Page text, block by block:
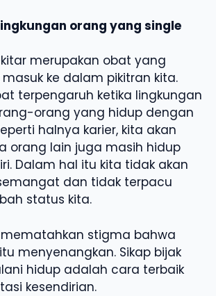
orang yang single
merupakan obat yang
ke dalam pikitran kita.
terpengaruh ketika lingkungan
orang yang hidup dengan
halnya karier, kita akan
orang lain juga masih hidup
Dalam hal itu kita tidak akan
dan tidak terpacu
status kita.
stigma bahwa
menyenangkan. Sikap bijak
hidup adalah cara terbaik
kesendirian.